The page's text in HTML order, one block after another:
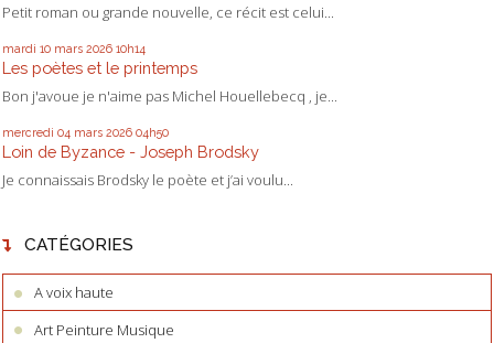
Petit roman ou grande nouvelle, ce récit est celui...
mardi 10 mars 2026 10h14
Les poètes et le printemps
Bon j'avoue je n'aime pas Michel Houellebecq , je...
mercredi 04 mars 2026 04h50
Loin de Byzance - Joseph Brodsky
Je connaissais Brodsky le poète et j’ai voulu...
CATÉGORIES
A voix haute
Art Peinture Musique